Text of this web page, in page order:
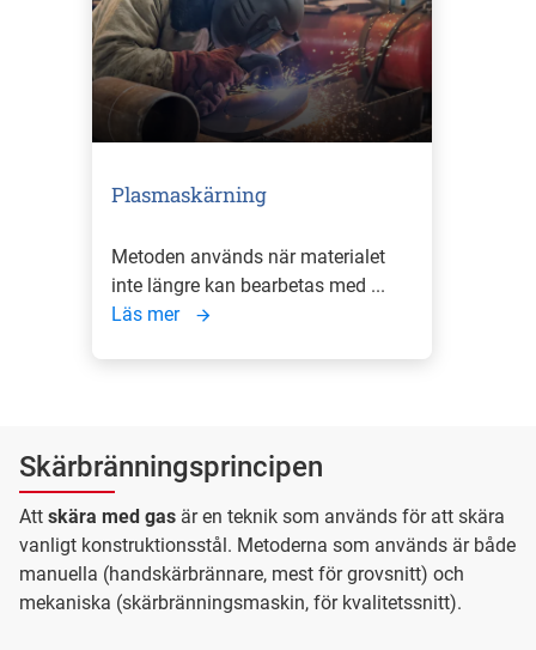
Plasmaskärning
Metoden används när materialet
inte längre kan bearbetas med ...
Läs mer
Skärbränningsprincipen
Att skära med gas är en teknik som används för att skära
vanligt konstruktionsstål. Metoderna som används är både
manuella (handskärbrännare, mest för grovsnitt) och
mekaniska (skärbränningsmaskin, för kvalitetssnitt).